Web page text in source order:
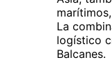
La
logístico
Balcanes.